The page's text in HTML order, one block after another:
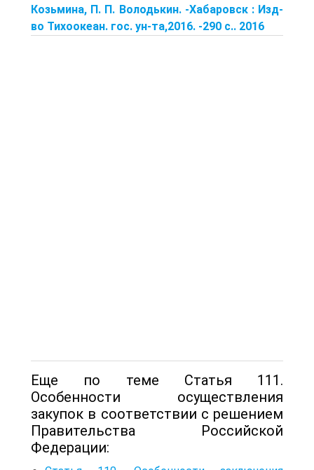
Козьмина, П. П. Володькин. -Хабаровск : Изд-
во Тихоокеан. гос. ун-та,2016. -290 с.. 2016
Еще по теме Статья 111.
Особенности осуществления
закупок в соответствии с решением
Правительства Российской
Федерации: